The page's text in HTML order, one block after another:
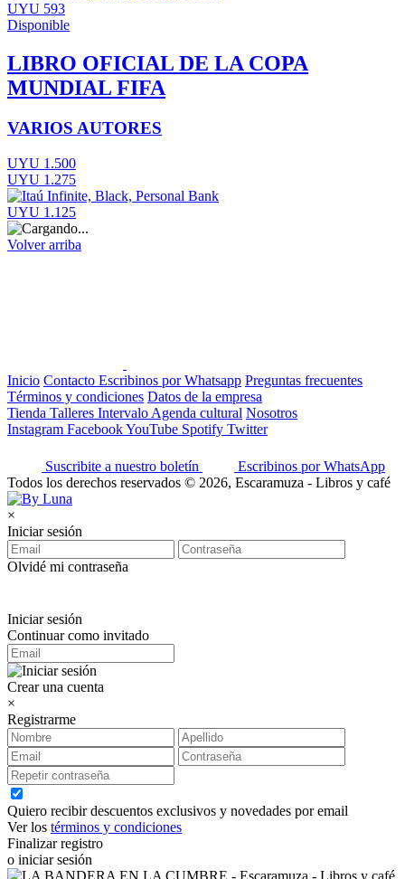
UYU 593
Disponible
LIBRO OFICIAL DE LA COPA
MUNDIAL FIFA
VARIOS AUTORES
UYU 1.500
UYU 1.275
UYU 1.125
Volver arriba
Inicio Contacto Escribinos por Whatsapp Preguntas frecuentes
Términos y condiciones Datos de la empresa
Tienda Talleres Intervalo Agenda cultural Nosotros
Instagram FacebookYouTube Spotify Twitter
Suscribite a nuestro boletín
Escribinos por WhatsApp
Todos los derechos reservados © 2026, Escaramuza - Libros y café
×
Iniciar sesión
Olvidé mi contraseña
Iniciar sesión
Continuar como invitado
Crear una cuenta
×
Registrarme
Quiero recibir descuentos exclusivos y novedades por email
Ver los términos y condiciones
Finalizar registro
o iniciar sesión